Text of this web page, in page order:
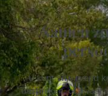
Samen
U kunt vrijblijvend
bespreken, of alvast